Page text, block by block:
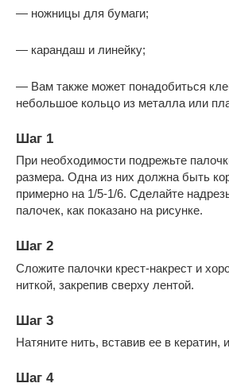
— ножницы для бумаги;
— карандаш и линейку;
— Вам также может понадобиться
небольшое кольцо из металла или
Шаг 1
При необходимости подрежьте
размера. Одна из них должна быть
примерно на 1/5-1/6. Сделайте
палочек, как показано на рисунке.
Шаг 2
Сложите палочки крест-накрест и
ниткой, закрепив сверху лентой.
Шаг 3
Натяните нить, вставив ее в кератин,
Шаг 4